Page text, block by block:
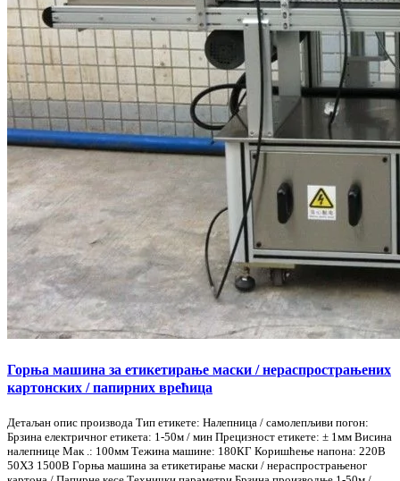
Горња машина за етикетирање маски / нераспрострањених
картонских / папирних врећица
Детаљан опис производа Тип етикете: Налепница / самолепљиви погон:
Брзина електричног етикета: 1-50м / мин Прецизност етикете: ± 1мм Висина
налепнице Мак .: 100мм Тежина машине: 180КГ Коришћење напона: 220В
50ХЗ 1500В Горња машина за етикетирање маски / нераспрострањеног